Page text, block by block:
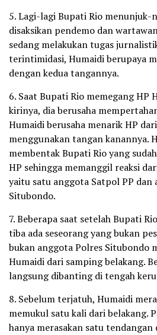
5. Lagi-lagi Bupati Rio menunjuk-
disaksikan pendemo dan
sedang melakukan tugas
terintimidasi, Humaidi berupaya
dengan kedua tangannya.
6. Saat Bupati Rio memegang HP
kirinya, dia berusaha
Humaidi berusaha menarik HP
menggunakan tangan kanannya.
membentak Bupati Rio yang
HP sehingga memanggil reaksi
yaitu satu anggota Satpol PP dan
Situbondo.
7. Beberapa saat setelah Bupati
tiba ada seseorang yang bukan
bukan anggota Polres Situbondo
Humaidi dari samping belakang.
langsung dibanting di tengah
8. Sebelum terjatuh, Humaidi
memukul satu kali dari belakang.
hanya merasakan satu